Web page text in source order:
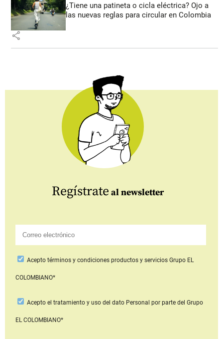
¿Tiene una patineta o cicla eléctrica? Ojo a
las nuevas reglas para circular en Colombia
share
Regístrate al newsletter
Aceptotérminos y condiciones productos y serviciosGrupo EL
COLOMBIANO*
Acepto el tratamiento y uso del dato Personal por parte del Grupo
EL COLOMBIANO*